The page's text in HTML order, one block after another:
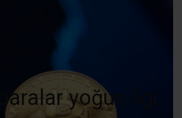
yoğun ilgi